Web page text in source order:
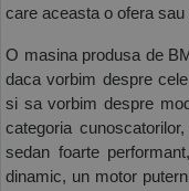
COS (
care aceasta o ofera
O masina produsa de
daca vorbim despre
si sa vorbim despre
categoria
sedan foarte
dinamic, un motor